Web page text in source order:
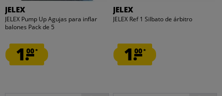
JELEX
JELEX Pump Up Agujas para inflar
balones Pack de 5
1.00*
JELEX
JELEX Ref 1 Silbato de árbitro
1.00*